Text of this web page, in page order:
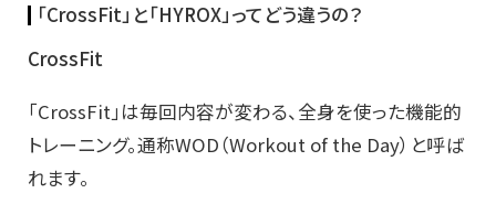
「CrossFit」と「HYROX」ってどう違うの？
CrossFit
「CrossFit」は毎回内容が変わる、全身を使った機能的
トレーニング。通称WOD（Workout of the Day）と呼ば
れます。